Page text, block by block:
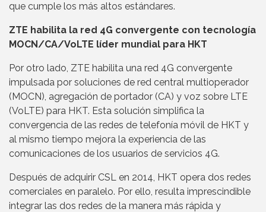
que cumple los más altos estándares.
ZTE habilita la red 4G convergente con tecnología
MOCN/CA/VoLTE líder mundial para HKT
Por otro lado, ZTE habilita una red 4G convergente
impulsada por soluciones de red central multioperador
(MOCN), agregación de portador (CA) y voz sobre LTE
(VoLTE) para HKT. Esta solución simplifica la
convergencia de las redes de telefonía móvil de HKT y
al mismo tiempo mejora la experiencia de las
comunicaciones de los usuarios de servicios 4G.
Después de adquirir CSL en 2014, HKT opera dos redes
comerciales en paralelo. Por ello, resulta imprescindible
integrar las dos redes de la manera más rápida y